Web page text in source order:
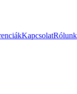
KapcsolatRólunk